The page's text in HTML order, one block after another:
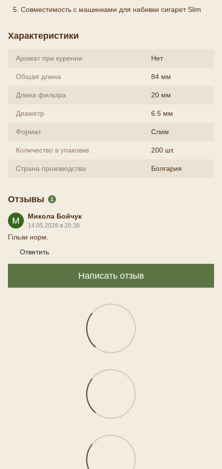
Совместимость с машинками для набивки сигарет Slim
Характеристики
Аромат при курении Нет
Общая длина 84 мм
Длина фильтра 20 мм
Диаметр 6.5 мм
Формат Слим
Количество в упаковке 200 шт.
Страна производства Болгария
Отзывы 1
Микола Бойчук
14.05.2026 в 20:38
Гільзи норм.
Ответить
Написать отзыв